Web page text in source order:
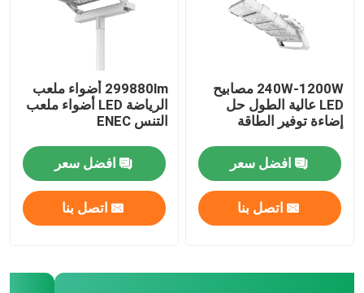
240W-1200W مصابيح
LED عالية الطول حل
إضاءة توفير الطاقة
افضل سعر
اتصل بنا
299880lm أضواء ملعب
الرياضة LED أضواء ملعب
التنس ENEC
افضل سعر
اتصل بنا